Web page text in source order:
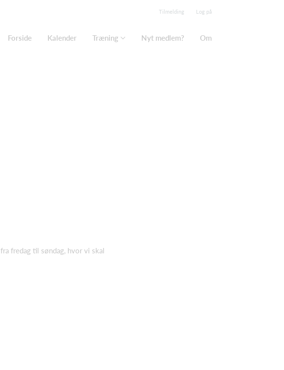
Tilmelding Log på
Forside Kalender Træning Nyt medlem? Om
fra fredag til søndag, hvor vi skal